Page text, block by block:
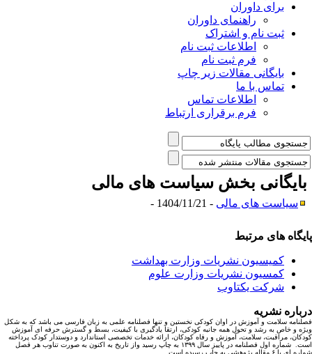
برای داوران
راهنمای داوران
ثبت نام و اشتراک
اطلاعات ثبت نام
فرم ثبت نام
بایگانی مقالات زیر چاپ
تماس با ما
اطلاعات تماس
فرم برقراری ارتباط
بخش سیاست های مالی
سیاست های مالی- 1404/11/21 -
های مرتبط
کمیسیون نشریات وزارت بهداشت
کمسیون نشریات وزارت علوم
شرکت یکتاوب
نشریه
سلامت و آموزش در اوان کودکی نخستین و تنها فصلنامه علمی به زبان فارسی می باشد که به شکل
و خاص به رشد و تحول همه جانبه کودکی، ارتقا یادگیری با کیفیت، بسط و گسترش حرفه ای آموزش
مراقبت، سلامت، آموزش و رفاه کودکان، ارائه خدمات تخصصی استاندارد و دوستدار کودک پرداخته
است. شماره اول فصلنامه در پاییز سال ۱۳۹۹ به چاپ رسید واز تاریخ به اکنون به صورت تناوب هر فصل
۶ مقاله پژوهشی به چاپ رسیده است.